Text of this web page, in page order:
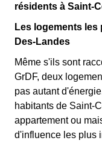
résidents à Saint-
Les logements
Des-Landes
Même s'ils sont
GrDF, deux
pas autant
habitants de Saint-
appartement ou
d'influence les plus